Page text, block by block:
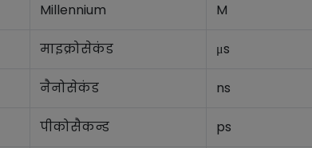
Millennium M
माइक्रोसेकंड μs
नैनोसेकंड ns
पीकोसैकन्ड ps